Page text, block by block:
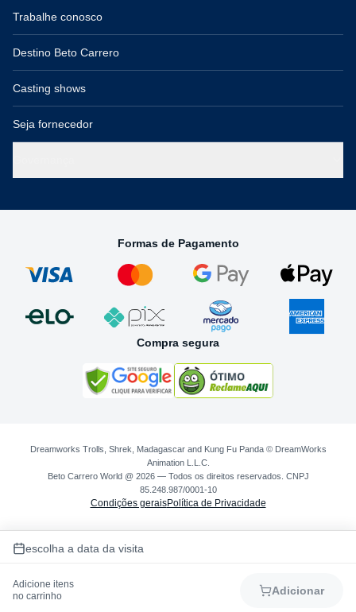
Trabalhe conosco
Destino Beto Carrero
Casting shows
Seja fornecedor
Formas de Pagamento
Compra segura
Dreamworks Trolls, Shrek, Madagascar and Kung Fu Panda © DreamWorks
Animation L.L.C.
Beto Carrero World @ 2026 — Todos os direitos reservados. CNPJ
85.248.987/0001-10
Condições geraisPolítica de Privacidade
escolha a data da visita
Adicione itens
no carrinho
Adicionar